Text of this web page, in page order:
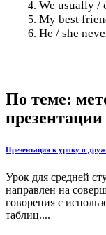
We usually
My best
He / she
По теме:
Презентация к уроку о
Урок для средней
направлен на
говорения с
таблиц....